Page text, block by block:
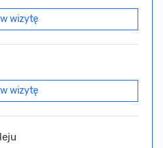
wizytę
wizytę